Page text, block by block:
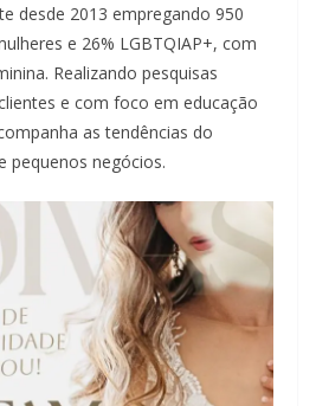
desde 2013 empregando 950
e 26% LGBTQIAP+, com
Realizando pesquisas
e com foco em educação
as tendências do
pequenos negócios.